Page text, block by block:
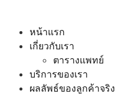
หน้าแรก
เกี่ยวกับเรา
ตารางแพทย์
บริการของเรา
ผลลัพธ์ของลูกค้าจริง